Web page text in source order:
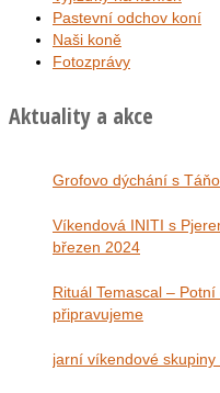
Pastevní odchov koní
Naši koně
Fotozprávy
Aktuality a akce
Grofovo dýchání s
Víkendová INITI s Pjerem,
březen 2024
Rituál Temascal –
připravujeme
jarní víkendové